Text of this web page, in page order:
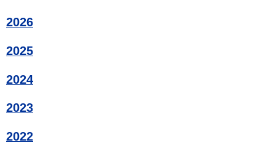
2026
2025
2024
2023
2022